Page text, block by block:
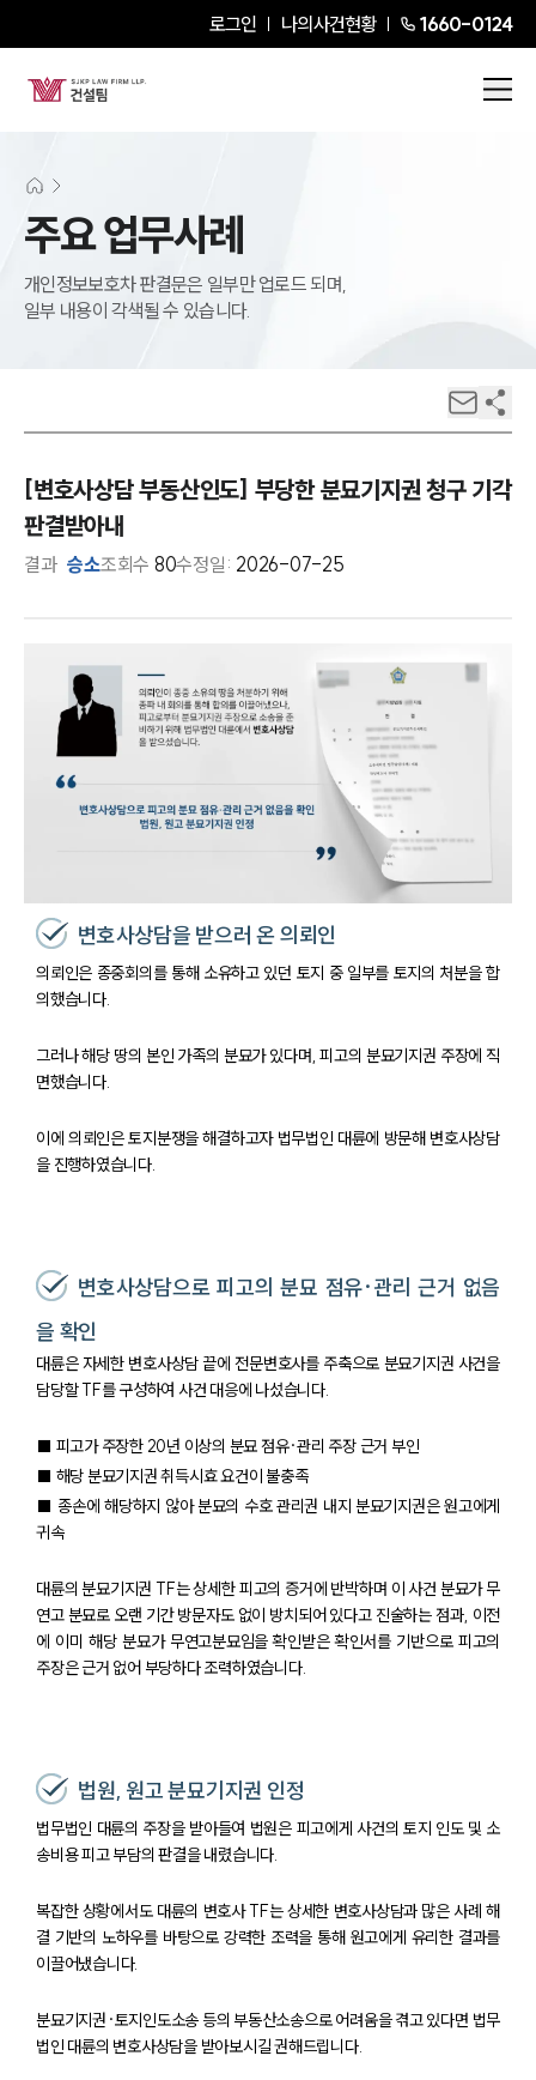
로그인 나의사건현황 1660-0124
팀소개
오시는 길
글로벌 파트너 로펌
고객의 소리
통합검색
AI대륜
주요 업무사례
사례분석/최신동향
법률정보
고객후기
건설부 업무
전체
주요 업무사례
개인정보보호차 판결문은 일부만 업로드 되며,
일부 내용이 각색될 수 있습니다.
[변호사상담 부동산인도] 부당한 분묘기지권 청구 기각
판결받아내
결과 승소조회수 80수정일: 2026-07-25
변호사상담을 받으러 온 의뢰인
의뢰인은 종중회의를 통해 소유하고 있던 토지 중 일부를 토지의 처분을 합
의했습니다.
그러나 해당 땅의 본인 가족의 분묘가 있다며, 피고의 분묘기지권 주장에 직
면했습니다.
이에 의뢰인은 토지분쟁을 해결하고자 법무법인 대륜에 방문해 변호사상담
을 진행하였습니다.
변호사상담으로 피고의 분묘 점유·관리 근거 없음
을 확인
대륜은 자세한 변호사상담 끝에 전문변호사를 주축으로 분묘기지권 사건을
담당할 TF를 구성하여 사건 대응에 나섰습니다.
■ 피고가 주장한 20년 이상의 분묘 점유·관리 주장 근거 부인
■ 해당 분묘기지권 취득시효 요건이 불충족
■ 종손에 해당하지 않아 분묘의 수호 관리권 내지 분묘기지권은 원고에게
귀속
대륜의 분묘기지권 TF는 상세한 피고의 증거에 반박하며 이 사건 분묘가 무
연고 분묘로 오랜 기간 방문자도 없이 방치되어 있다고 진술하는 점과, 이전
에 이미 해당 분묘가 무연고분묘임을 확인받은 확인서를 기반으로 피고의
주장은 근거 없어 부당하다 조력하였습니다.
법원, 원고 분묘기지권 인정
법무법인 대륜의 주장을 받아들여 법원은 피고에게 사건의 토지 인도 및 소
송비용 피고 부담의 판결을 내렸습니다.
복잡한 상황에서도 대륜의 변호사 TF는 상세한 변호사상담과 많은 사례 해
결 기반의 노하우를 바탕으로 강력한 조력을 통해 원고에게 유리한 결과를
이끌어냈습니다.
분묘기지권·토지인도소송 등의 부동산소송으로 어려움을 겪고 있다면 법무
법인 대륜의 변호사상담을 받아보시길 권해드립니다.